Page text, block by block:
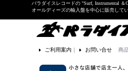
パラダイスレコードの "Surf, Instrumental
オールディーズの輸入盤を中心に販売して
ご利用案内 ｜ お問い合せ 商